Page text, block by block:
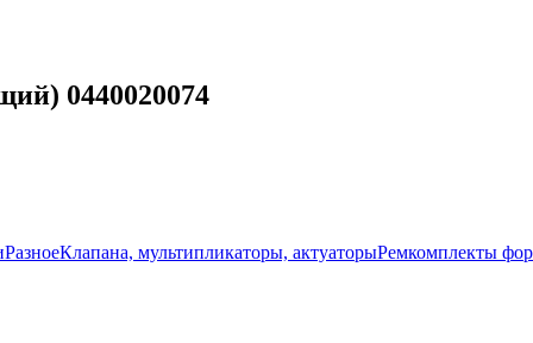
0440020074
РазноеКлапана, мультипликаторы, актуаторыРемкомплекты